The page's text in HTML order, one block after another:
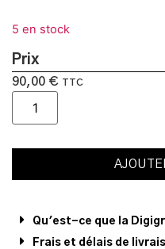
5 en stock
Prix
90,00 € TTC
Qu'est-ce que la
Frais et délais de